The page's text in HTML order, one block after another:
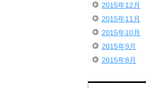
2015年12月
2015年11月
2015年10月
2015年9月
2015年8月